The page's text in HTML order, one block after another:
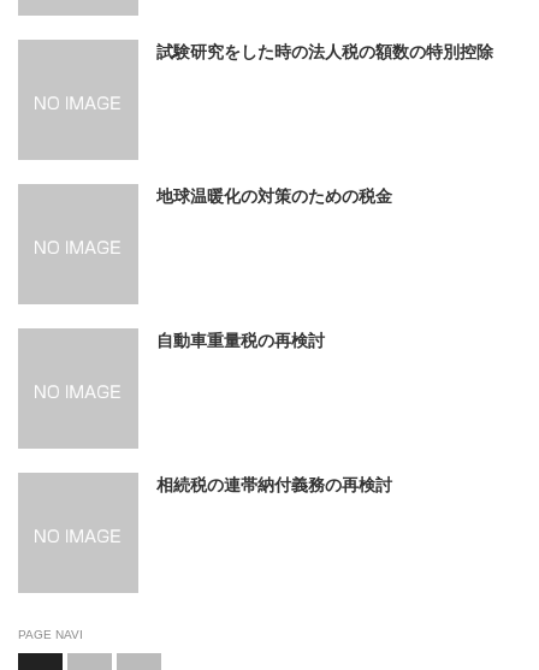
試験研究をした時の法人税の額数の特別控除
地球温暖化の対策のための税金
自動車重量税の再検討
相続税の連帯納付義務の再検討
PAGE NAVI